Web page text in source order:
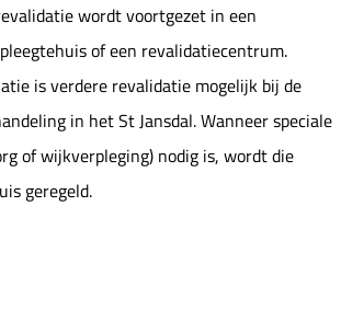
wordt voortgezet in een
of een revalidatiecentrum.
is verdere revalidatie mogelijk bij de
in het St Jansdal. Wanneer speciale
of wijkverpleging) nodig is, wordt die
geregeld.